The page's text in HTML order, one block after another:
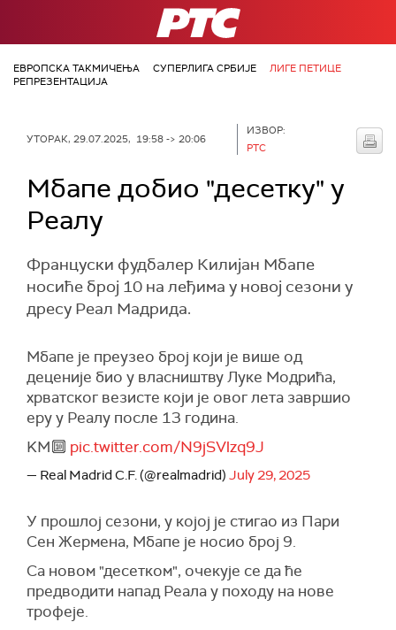
РТС
ЕВРОПСКА ТАКМИЧЕЊА СУПЕРЛИГА СРБИЈЕ
ЛИГЕ ПЕТИЦЕ
РЕПРЕЗЕНТАЦИЈА
УТОРАК, 29.07.2025, 19:58 -> 20:06
ИЗВОР:
РТС
Мбапе добио "десетку" у
Реалу
Француски фудбалер Килијан Мбапе
носиће број 10 на леђима у новој сезони у
дресу Реал Мадрида.
Мбапе је преузео број који је више од
деценије био у власништву Луке Модрића,
хрватског везисте који је овог лета завршио
еру у Реалу после 13 година.
KM🔟 pic.twitter.com/N9jSVlzq9J
— Real Madrid C.F. (@realmadrid) July 29, 2025
У прошлој сезони, у којој је стигао из Пари
Сен Жермена, Мбапе је носио број 9.
Са новом "десетком", очекује се да ће
предводити напад Реала у походу на нове
трофеје.